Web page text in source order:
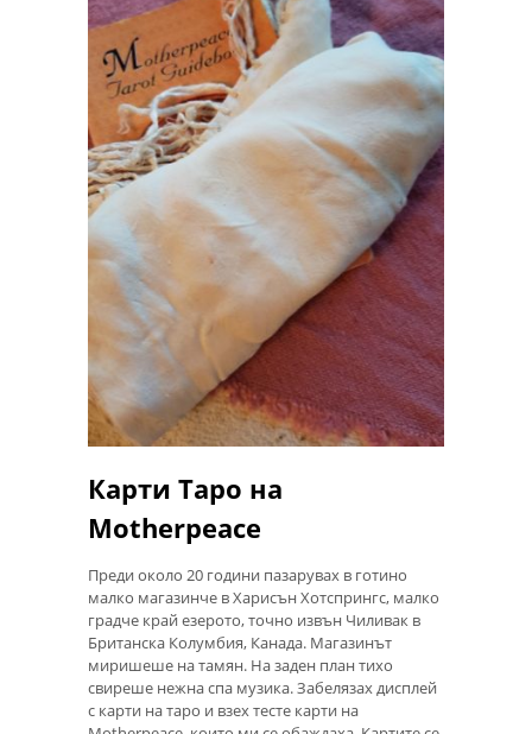
Карти Таро на
Motherpeace
Преди около 20 години пазарувах в готино
малко магазинче в Харисън Хотспрингс, малко
градче край езерото, точно извън Чиливак в
Британска Колумбия, Канада. Магазинът
миришеше на тамян. На заден план тихо
свиреше нежна спа музика. Забелязах дисплей
с карти на таро и взех тесте карти на